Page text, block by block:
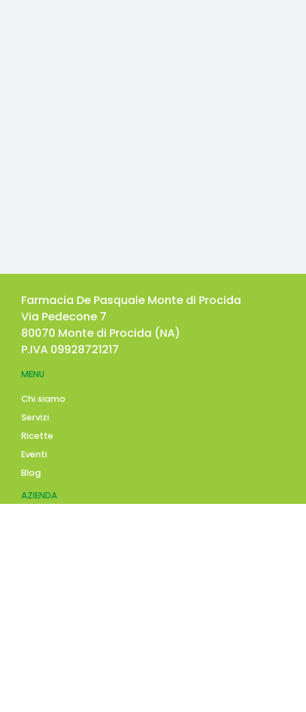
Farmacia De Pasquale Monte di Procida
Via Pedecone 7
80070 Monte di Procida (NA)
P.IVA 09928721217
MENU
Chi siamo
Servizi
Ricette
Eventi
Blog
AZIENDA